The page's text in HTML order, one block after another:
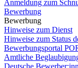
Anmeldung zum
Bewerbung
Bewerbung
Hinweise zum Dienst
Hinweise zum Status
Bewerbungsportal
Amtliche
Deutsche